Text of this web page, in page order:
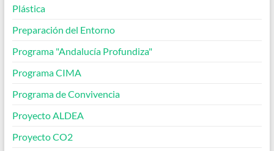
Plástica
Preparación del Entorno
Programa "Andalucía Profundiza"
Programa CIMA
Programa de Convivencia
Proyecto ALDEA
Proyecto CO2